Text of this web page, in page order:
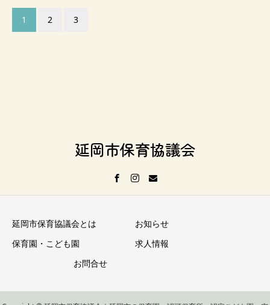
1 2 3
延岡市保育協議会
延岡市保育協議会とは
お知らせ
保育園・こども園
求人情報
お問合せ